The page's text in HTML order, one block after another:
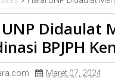
Didaulat
BPJPH
Maret 07, 2024